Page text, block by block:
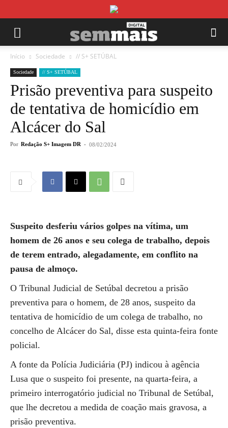
Início Sociedade // S+ SETÚBAL
Sociedade // S+ SETÚBAL
Prisão preventiva para suspeito
de tentativa de homicídio em
Alcácer do Sal
Por Redação S+ Imagem DR - 08/02/2024
Suspeito desferiu vários golpes na vítima, um
homem de 26 anos e seu colega de trabalho, depois
de terem entrado, alegadamente, em conflito na
pausa de almoço.
O Tribunal Judicial de Setúbal decretou a prisão
preventiva para o homem, de 28 anos, suspeito da
tentativa de homicídio de um colega de trabalho, no
concelho de Alcácer do Sal, disse esta quinta-feira fonte
policial.
A fonte da Polícia Judiciária (PJ) indicou à agência
Lusa que o suspeito foi presente, na quarta-feira, a
primeiro interrogatório judicial no Tribunal de Setúbal,
que lhe decretou a medida de coação mais gravosa, a
prisão preventiva.